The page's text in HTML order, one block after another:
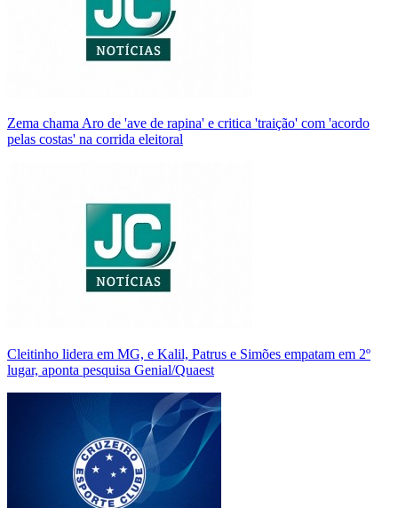
Zema chama Aro de 'ave de rapina' e critica 'traição' com 'acordo
pelas costas' na corrida eleitoral
Cleitinho lidera em MG, e Kalil, Patrus e Simões empatam em 2º
lugar, aponta pesquisa Genial/Quaest